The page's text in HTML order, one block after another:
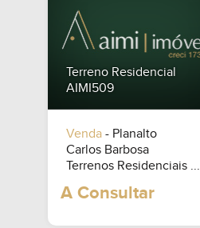
Terreno Residencial
AIMI509
Venda - Planalto
Carlos Barbosa
Terrenos Residenciais ...